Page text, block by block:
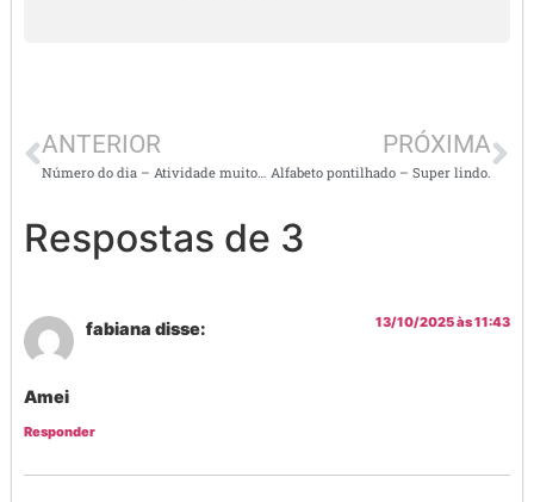
ANTERIOR
Número do dia – Atividade muito interessante e eficiente
PRÓXIMA
Alfabeto pontilhado – Super lindo.
Respostas de 3
fabiana disse: 13/10/2025 às 11:43
Amei
Responder